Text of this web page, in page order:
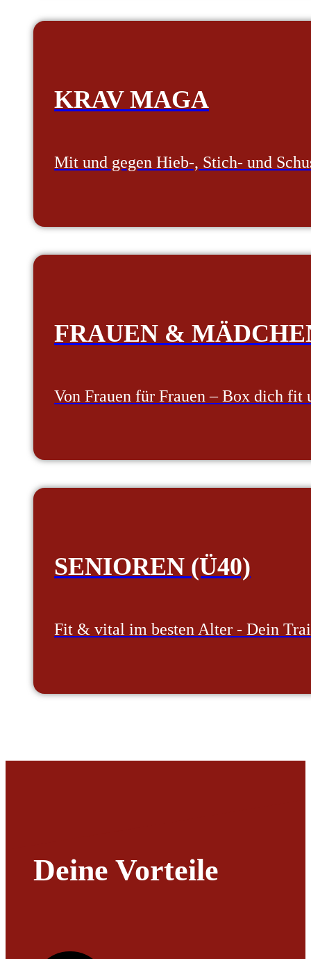
KRAV MAGA
Mit und gegen Hieb-, Stich- und
FRAUEN &
Von Frauen für Frauen – Box dich fit
SENIOREN (Ü40)
Fit & vital im besten Alter - Dein
Deine Vorteile